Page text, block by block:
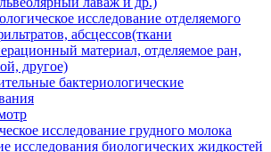
исследование отделяемого
абсцессов(ткани
материал, отделяемое ран,
другое)
бактериологические
исследование грудного молока
исследования биологических жидкостей